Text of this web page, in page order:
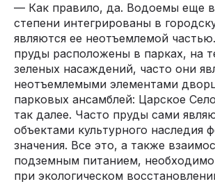
— Как правило, да. Водоемы еще
степени интегрированы в
являются ее неотъемлемой
пруды расположены в парках, на
зеленых насаждений, часто они
неотъемлемыми элементами
парковых ансамблей: Царское
так далее. Часто пруды сами
объектами культурного наследия
значения. Все это, а также
подземным питанием,
при экологическом